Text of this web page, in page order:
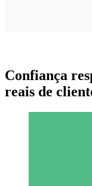
Confiança
reais de